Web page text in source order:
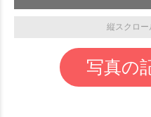
縦スクロ
写真の